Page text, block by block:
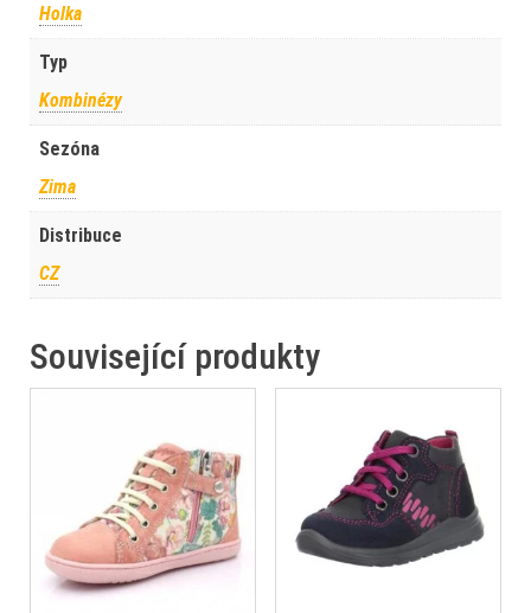
Holka
Typ
Kombinézy
Sezóna
Zima
Distribuce
CZ
Související produkty